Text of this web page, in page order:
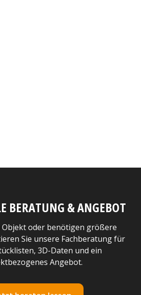
BERATUNG & ANGEBOT
Objekt oder benötigen größere
Sie unsere Fachberatung für
3D-Daten und ein
Angebot.